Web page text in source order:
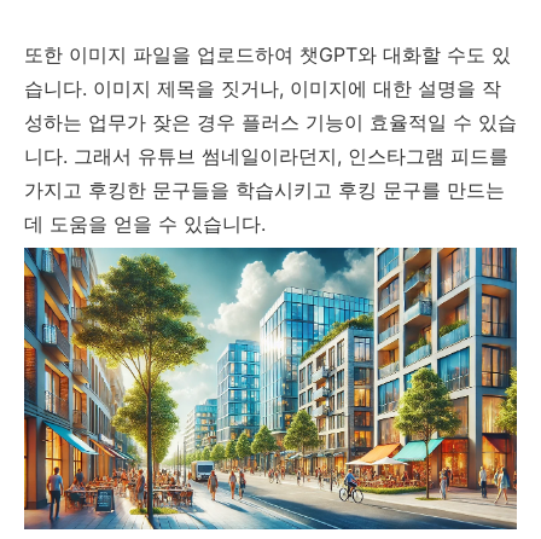
또한 이미지 파일을 업로드하여 챗GPT와 대화할 수도 있
습니다. 이미지 제목을 짓거나, 이미지에 대한 설명을 작
성하는 업무가 잦은 경우 플러스 기능이 효율적일 수 있습
니다. 그래서 유튜브 썸네일이라던지, 인스타그램 피드를
가지고 후킹한 문구들을 학습시키고 후킹 문구를 만드는
데 도움을 얻을 수 있습니다.